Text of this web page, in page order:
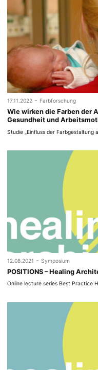
17.11.2022 - Farbforschung
Wie wirken die Farben der
Gesundheit und
Studie „Einfluss der Farbgestaltung
12.08.2021 - Symposium
POSITIONS – Healing
Online lecture series Best Practice